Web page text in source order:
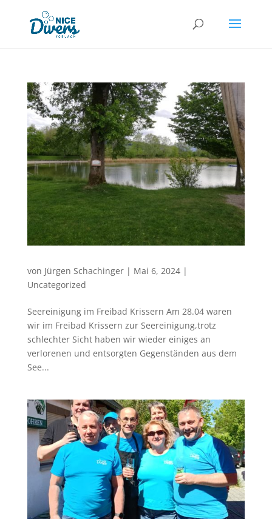
von Jürgen Schachinger| Mai 6, 2024|
Uncategorized
Seereinigung im Freibad Krissern Am 28.04 waren
wir im Freibad Krissern zur Seereinigung,trotz
schlechter Sicht haben wir wieder einiges an
verlorenen und entsorgten Gegenständen aus dem
See...